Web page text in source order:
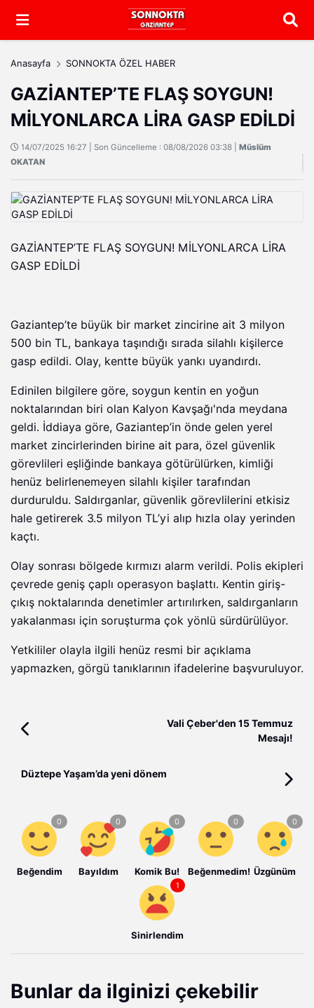
Arama
Anasayfa SONNOKTA ÖZEL HABER
GAZİANTEP’TE FLAŞ SOYGUN!
MİLYONLARCA LİRA GASP EDİLDİ
14/07/2025 16:27 | Son Güncelleme : 08/08/2026 03:38 | Müslüm
OKATAN
GAZİANTEP’TE FLAŞ SOYGUN! MİLYONLARCA LİRA
GASP EDİLDİ
Gaziantep’te büyük bir market zincirine ait 3 milyon
500 bin TL, bankaya taşındığı sırada silahlı kişilerce
gasp edildi. Olay, kentte büyük yankı uyandırdı.
Edinilen bilgilere göre, soygun kentin en yoğun
noktalarından biri olan Kalyon Kavşağı'nda meydana
geldi. İddiaya göre, Gaziantep’in önde gelen yerel
market zincirlerinden birine ait para, özel güvenlik
görevlileri eşliğinde bankaya götürülürken, kimliği
henüz belirlenemeyen silahlı kişiler tarafından
durduruldu. Saldırganlar, güvenlik görevlilerini etkisiz
hale getirerek 3.5 milyon TL’yi alıp hızla olay yerinden
kaçtı.
Olay sonrası bölgede kırmızı alarm verildi. Polis ekipleri
çevrede geniş çaplı operasyon başlattı. Kentin giriş-
çıkış noktalarında denetimler artırılırken, saldırganların
yakalanması için soruşturma çok yönlü sürdürülüyor.
Yetkililer olayla ilgili henüz resmi bir açıklama
yapmazken, görgü tanıklarının ifadelerine başvuruluyor.
Vali Çeber'den 15 Temmuz
Mesajı!
Düztepe Yaşam’da yeni dönem
Beğendim Bayıldım Komik Bu! Beğenmedim! Üzgünüm
Sinirlendim
Bunlar da ilginizi çekebilir